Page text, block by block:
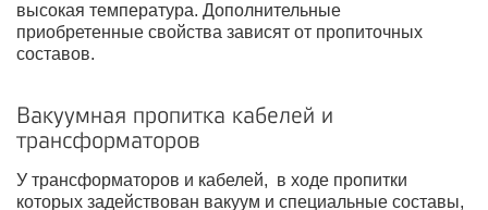
высокая температура. Дополнительные
приобретенные свойства зависят от пропиточных
составов.
Вакуумная пропитка кабелей и
трансформаторов
У трансформаторов и кабелей, в ходе пропитки
которых задействован вакуум и специальные составы,